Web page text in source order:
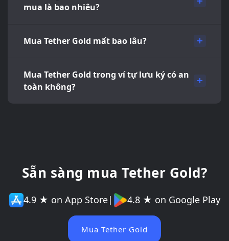
mua là bao nhiêu?
Mua Tether Gold mất bao lâu?
Mua Tether Gold trong ví tự lưu ký có an
toàn không?
Sẵn sàng mua Tether Gold?
4.9 ★ on App Store| 4.8 ★ on Google Play
Mua Tether Gold